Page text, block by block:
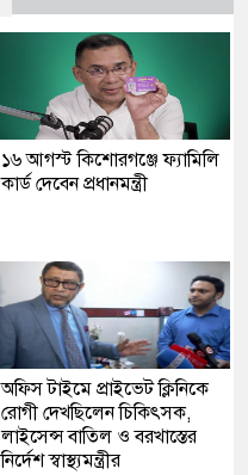
১৬ আগস্ট কিশোরগঞ্জে ফ্যামিলি
কার্ড দেবেন প্রধানমন্ত্রী
অফিস টাইমে প্রাইভেট ক্লিনিকে
রোগী দেখছিলেন চিকিৎসক,
লাইসেন্স বাতিল ও বরখাস্তের
নির্দেশ স্বাস্থ্যমন্ত্রীর